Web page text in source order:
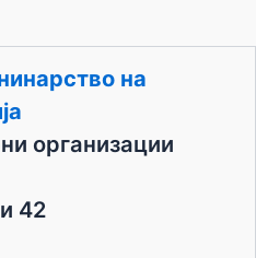
на
организации
42